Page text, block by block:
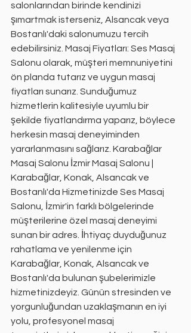
salonlarından birinde kendinizi
şımartmak isterseniz, Alsancak veya
Bostanlı'daki salonumuzu tercih
edebilirsiniz. Masaj Fiyatları: Ses Masaj
Salonu olarak, müşteri memnuniyetini
ön planda tutarız ve uygun masaj
fiyatları sunarız. Sunduğumuz
hizmetlerin kalitesiyle uyumlu bir
şekilde fiyatlandırma yaparız, böylece
herkesin masaj deneyiminden
yararlanmasını sağlarız. Karabağlar
Masaj Salonu İzmir Masaj Salonu |
Karabağlar, Konak, Alsancak ve
Bostanlı'da Hizmetinizde Ses Masaj
Salonu, İzmir'in farklı bölgelerinde
müşterilerine özel masaj deneyimi
sunan bir adres. İhtiyaç duyduğunuz
rahatlama ve yenilenme için
Karabağlar, Konak, Alsancak ve
Bostanlı'da bulunan şubelerimizle
hizmetinizdeyiz. Günün stresinden ve
yorgunluğundan uzaklaşmanın en iyi
yolu, profesyonel masaj